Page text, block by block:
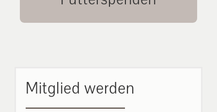
unsere Eichhörnchen.
Mitglied werden